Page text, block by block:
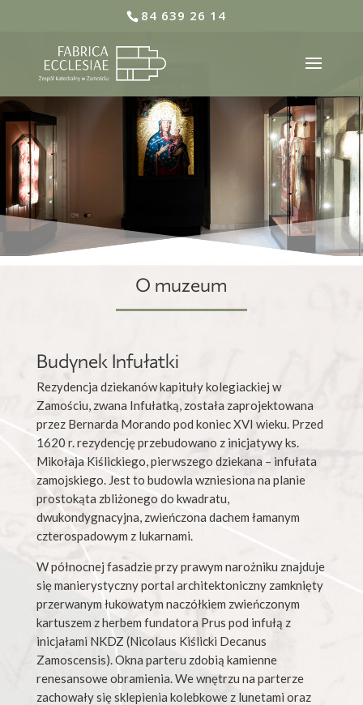
84 639 26 14
O muzeum
Budynek Infułatki
Rezydencja dziekanów kapituły kolegiackiej w
Zamościu, zwana Infułatką, została zaprojektowana
przez Bernarda Morando pod koniec XVI wieku. Przed
1620 r. rezydencję przebudowano z inicjatywy ks.
Mikołaja Kiślickiego, pierwszego dziekana – infułata
zamojskiego. Jest to budowla wzniesiona na planie
prostokąta zbliżonego do kwadratu,
dwukondygnacyjna, zwieńczona dachem łamanym
czterospadowym z lukarnami.
W północnej fasadzie przy prawym narożniku znajduje
się manierystyczny portal architektoniczny zamknięty
przerwanym łukowatym naczółkiem zwieńczonym
kartuszem z herbem fundatora Prus pod infułą z
inicjałami NKDZ (Nicolaus Kiślicki Decanus
Zamoscensis). Okna parteru zdobią kamienne
renesansowe obramienia. We wnętrzu na parterze
zachowały się sklepienia kolebkowe z lunetami oraz